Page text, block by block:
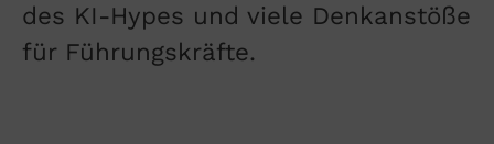
des KI-Hypes und viele Denkanstöße
für Führungskräfte.